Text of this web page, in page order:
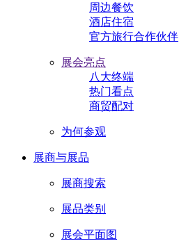
周边餐饮
酒店住宿
官方旅行合作伙伴
展会亮点
八大终端
热门看点
商贸配对
为何参观
展商与展品
展商搜索
展品类别
展会平面图